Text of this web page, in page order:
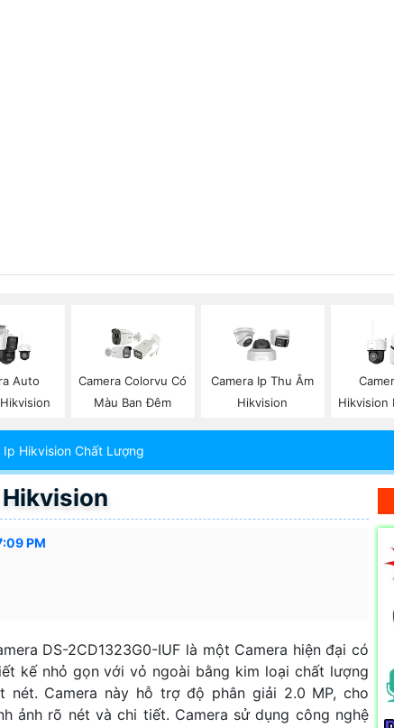
Auto
Camera Colorvu Có
Màu Ban Đêm
Camera Ip Thu Âm
Hikvision
Hikvision
Ip Hikvision Chất Lượng
PM
DS-2CD1323G0-IUF là một Camera hiện đại có
kế nhỏ gọn với vỏ ngoài bằng kim loại chất lượng
nét. Camera này hỗ trợ độ phân giải 2.0 MP, cho
ảnh rõ nét và chi tiết. Camera sử dụng công nghệ